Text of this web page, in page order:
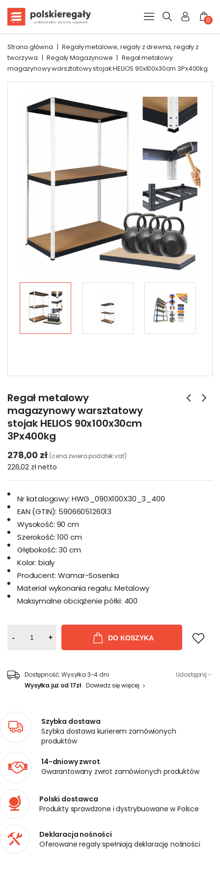
0
Strona główna | Regały metalowe, regały z drewna, regały z
tworzywa | Regały Magazynowe | Regał metalowy
magazynowy warsztatowy stojak HELIOS 90x100x30cm 3Px400kg
Regał metalowy
magazynowy warsztatowy
stojak HELIOS 90x100x30cm
3Px400kg
278,00 zł (cena zwiera podatek vat)
226,02 złnetto
Nr katalogowy: HWG_090X100X30_3_400
EAN (GTIN): 5906605126013
Wysokość: 90 cm
Szerokość: 100 cm
Głębokość: 30 cm
Kolor: bialy
Producent: Wamar-Sosenka
Materiał wykonania regału: Metalowy
Maksymalne obciążenie półki: 400
- + DO KOSZYKA
Dostępność: Wysyłka 3-4 dni
Wysyłka już od 17zł Dowiedz się więcej
Udostępnij
Szybka dostawa
Szybka dostawa kurierem zamówionych
produktów
14-dniowy zwrot
Gwarantowany zwrot zamówionych produktów
Polski dostawca
Produkty sprawdzone i dystrybuowane w Polsce
Deklaracja nośności
Oferowane regały spełniają deklarację nośności